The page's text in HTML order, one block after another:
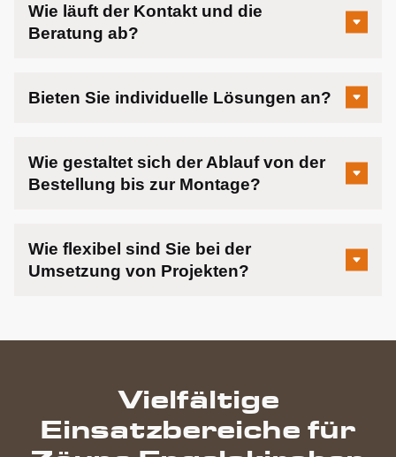
Wie läuft der Kontakt und die
Beratung ab?
Bieten Sie individuelle Lösungen an?
Wie gestaltet sich der Ablauf von der
Bestellung bis zur Montage?
Wie flexibel sind Sie bei der
Umsetzung von Projekten?
Vielfältige
Einsatzbereiche für